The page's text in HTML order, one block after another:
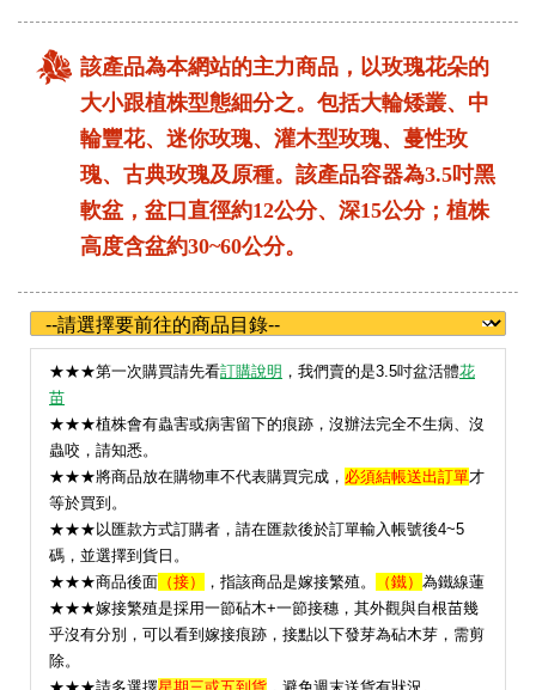
該產品為本網站的主力商品，以玫瑰花朵的
大小跟植株型態細分之。包括大輪矮叢、中
輪豐花、迷你玫瑰、灌木型玫瑰、蔓性玫
瑰、古典玫瑰及原種。該產品容器為3.5吋黑
軟盆，盆口直徑約12公分、深15公分；植株
高度含盆約30~60公分。
★★★第一次購買請先看訂購說明 ，我們賣的是3.5吋盆活體花
苗
★★★植株會有蟲害或病害留下的痕跡，沒辦法完全不生病、沒
蟲咬，請知悉。
★★★將商品放在購物車不代表購買完成， 必須結帳送出訂單才
等於買到。
★★★以匯款方式訂購者，請在匯款後於訂單輸入帳號後4~5
碼，並選擇到貨日。
★★★商品後面 （接） ，指該商品是嫁接繁殖。 （鐵） 為鐵線蓮
★★★嫁接繁殖是採用一節砧木+一節接穗，其外觀與自根苗幾
乎沒有分別，可以看到嫁接痕跡，接點以下發芽為砧木芽，需剪
除。